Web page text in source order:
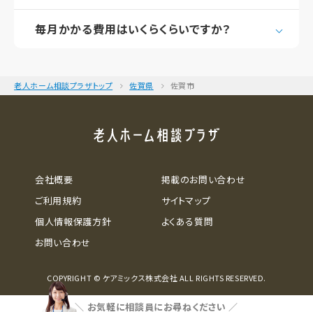
毎月かかる費用はいくらくらいですか？
老人ホーム相談プラザトップ 佐賀県 佐賀市
＼ お気軽に相談員にお尋ねください ／
会社概要
ご利用規約
個人情報保護方針
お問い合わせ
掲載のお問い合わせ
サイトマップ
よくある質問
COPYRIGHT © ケアミックス株式会社 ALL RIGHTS RESERVED.